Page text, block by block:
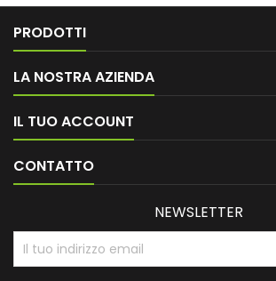
PRODOTTI
LA NOSTRA AZIENDA
IL TUO ACCOUNT
CONTATTO
NEWSLETTER